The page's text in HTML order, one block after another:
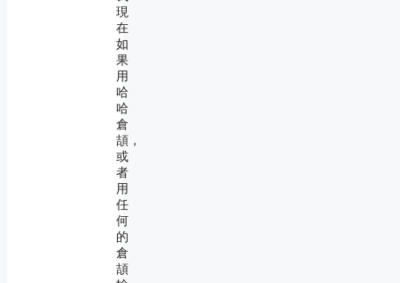
現
在
如
果
用
哈
哈
倉
頡，
或
者
用
任
何
的
倉
頡